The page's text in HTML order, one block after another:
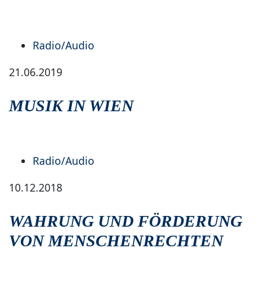
Radio/Audio
21.06.2019
MUSIK IN WIEN
Radio/Audio
10.12.2018
WAHRUNG UND FÖRDERUNG
VON MENSCHENRECHTEN